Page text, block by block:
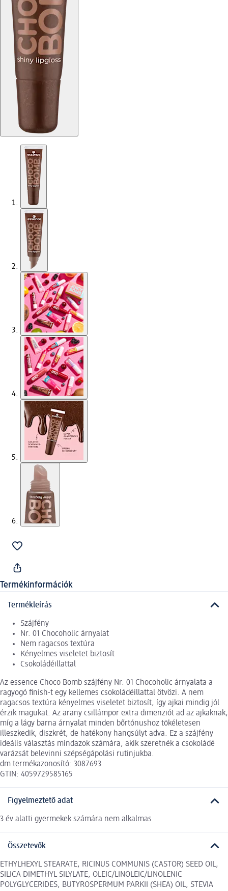
Termékinformációk
Termékleírás
Szájfény
Nr. 01 Chocoholic árnyalat
Nem ragacsos textúra
Kényelmes viseletet biztosít
Csokoládéillattal
Az essence Choco Bomb szájfény Nr. 01 Chocoholic árnyalata a
ragyogó finish-t egy kellemes csokoládéillattal ötvözi. A nem
ragacsos textúra kényelmes viseletet biztosít, így ajkai mindig jól
érzik magukat. Az arany csillámpor extra dimenziót ad az ajkaknak,
míg a lágy barna árnyalat minden bőrtónushoz tökéletesen
illeszkedik, diszkrét, de hatékony hangsúlyt adva. Ez a szájfény
ideális választás mindazok számára, akik szeretnék a csokoládé
varázsát belevinni szépségápolási rutinjukba.
dm termékazonosító: 3087693
GTIN: 4059729585165
Figyelmeztető adat
3 év alatti gyermekek számára nem alkalmas
Összetevők
ETHYLHEXYL STEARATE, RICINUS COMMUNIS (CASTOR) SEED OIL,
SILICA DIMETHYL SILYLATE, OLEIC/LINOLEIC/LINOLENIC
POLYGLYCERIDES, BUTYROSPERMUM PARKII (SHEA) OIL, STEVIA